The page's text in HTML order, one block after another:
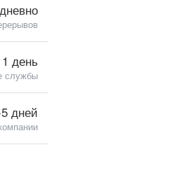
день
службы
дней